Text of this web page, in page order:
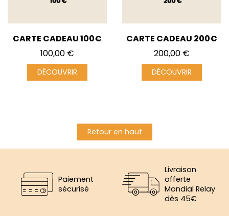
CARTE CADEAU 100€
Prix
100,00 €
DÉCOUVRIR
CARTE CADEAU 200€
Prix
200,00 €
DÉCOUVRIR
Retour en haut
Paiement
sécurisé
Livraison
offerte
Mondial Relay
dès 45€